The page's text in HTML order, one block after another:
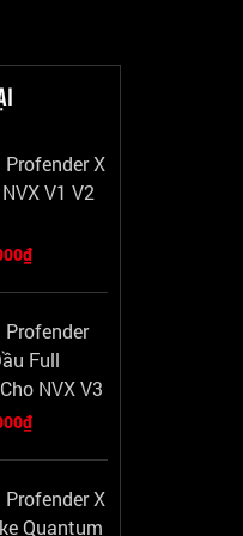
Profender X
V1 V2
Profender
Full
NVX V3
Profender X
Quantum